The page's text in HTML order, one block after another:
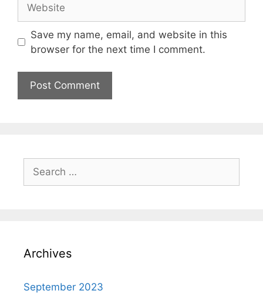
Save my name, email, and website in this
browser for the next time I comment.
Archives
September 2023